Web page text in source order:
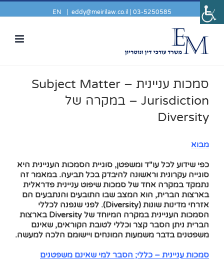
03-5250585 |
EN eddy@meirilaw.co.il
סמכות עניינית – Subject Matter
Jurisdiction – במקרה של
Diversity
מבוא
כפי שידוע לכל עו"ד ומשפטן, סוגיית הסמכות העניינית היא
סוגייה עקרונית וראשונה להיבדק בכל תביעה. במאמר זה
נתמקד במקרה אחד של סמכות שיפוט עניינית פדראלית
בארצות הברית, הוא המצב שבו התובעים והנתבעים הם
אזרחי מדינות שונות (Diversity). לפני שנפנה לכללי
הסמכות העניינית במקרה המיוחד של Diversity בארצות
הברית ניתן הסבר קצר וכללי לטובת הקוראים, שאינם
משפטנים בדבר משמעות המונחים ויישומם הלכה למעשה.
סמכות עניינית – כללי; הסבר למי שאינם משפטנים